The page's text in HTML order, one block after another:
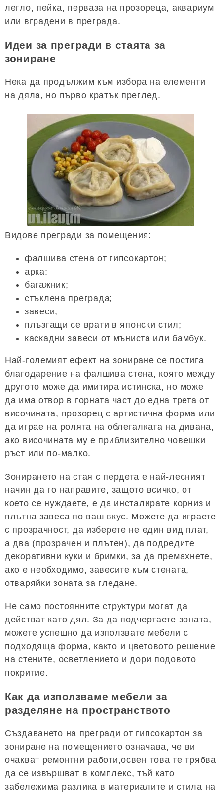
легло, пейка, перваза на прозореца, аквариум
или вградени в преграда.
Идеи за прегради в стаята за
зониране
Нека да продължим към избора на елементи
на дяла, но първо кратък преглед.
Видове прегради за помещения:
фалшива стена от гипсокартон;
арка;
багажник;
стъклена преграда;
завеси;
плъзгащи се врати в японски стил;
каскадни завеси от мъниста или бамбук.
Най-големият ефект на зониране се постига
благодарение на фалшива стена, която между
другото може да имитира истинска, но може
да има отвор в горната част до една трета от
височината, прозорец с артистична форма или
да играе на ролята на облегалката на дивана,
ако височината му е приблизително човешки
ръст или по-малко.
Зонирането на стая с пердета е най-лесният
начин да го направите, защото всичко, от
което се нуждаете, е да инсталирате корниз и
плътна завеса по ваш вкус. Можете да играете
с прозрачност, да изберете не един вид плат,
а два (прозрачен и плътен), да подредите
декоративни куки и бримки, за да премахнете,
ако е необходимо, завесите към стената,
отваряйки зоната за гледане.
Не само постоянните структури могат да
действат като дял. За да подчертаете зоната,
можете успешно да използвате мебели с
подходяща форма, както и цветовото решение
на стените, осветлението и дори подовото
покритие.
Как да използваме мебели за
разделяне на пространството
Създаването на прегради от гипсокартон за
зониране на помещението означава, че ви
очакват ремонтни работи,освен това те трябва
да се извършват в комплекс, тъй като
забележима разлика в материалите и стила на